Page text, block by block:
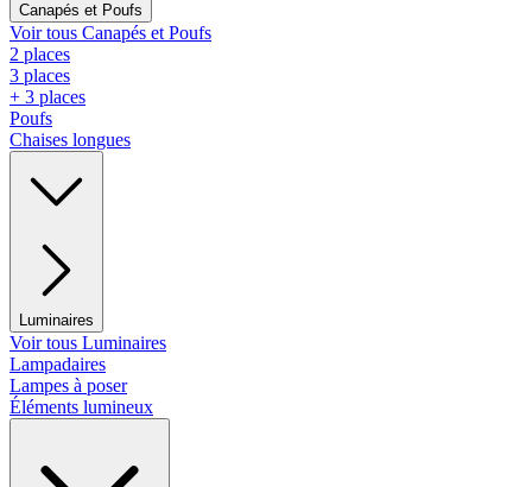
Canapés et Poufs
Voir tous Canapés et Poufs
2 places
3 places
+ 3 places
Poufs
Chaises longues
Luminaires
Voir tous Luminaires
Lampadaires
Lampes à poser
Éléments lumineux